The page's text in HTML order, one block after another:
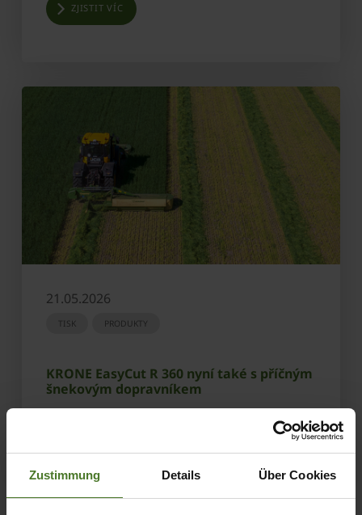
Zustimmung Details Über Cookies
ZJISTIT VÍC
21.05.2026
TISK PRODUKTY
KRONE EasyCut R 360 nyní také s příčným
šnekovým dopravníkem